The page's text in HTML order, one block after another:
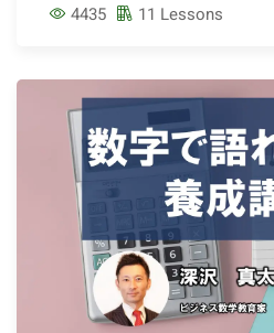
4435 11 Lessons